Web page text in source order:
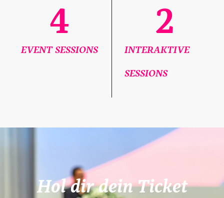
EVENT SESSIONS
4
INTERAKTIVE
SESSIONS
2
Hol dir dein Ticket